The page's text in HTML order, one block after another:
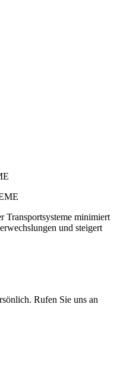
Transportsysteme minimiert
und steigert
Rufen Sie uns an